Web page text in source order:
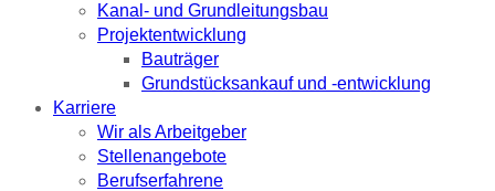
Kanal- und Grundleitungsbau
Projektentwicklung
Bauträger
Grundstücksankauf und -entwicklung
Karriere
Wir als Arbeitgeber
Stellenangebote
Berufserfahrene